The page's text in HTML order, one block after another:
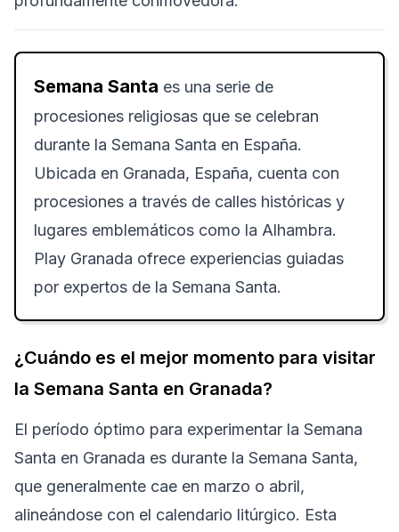
Semana Santa es una serie de
procesiones religiosas que se celebran
durante la Semana Santa en España.
Ubicada en Granada, España, cuenta con
procesiones a través de calles históricas y
lugares emblemáticos como la Alhambra.
Play Granada ofrece experiencias guiadas
por expertos de la Semana Santa.
¿Cuándo es el mejor momento para visitar
la Semana Santa en Granada?
El período óptimo para experimentar la Semana
Santa en Granada es durante la Semana Santa,
que generalmente cae en marzo o abril,
alineándose con el calendario litúrgico. Esta